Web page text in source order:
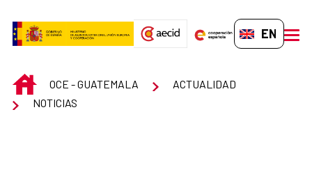
EN-GB
INICIOOCE - GUATEMALA
ACTUALIDAD
NOTICIAS